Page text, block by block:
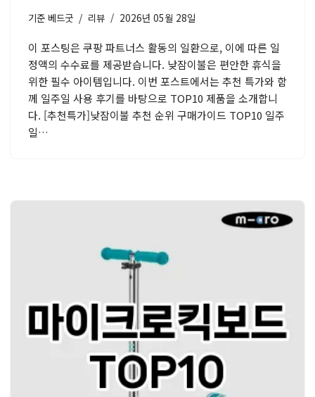
기준 베드굿 리뷰 2026년 05월 28일
이 포스팅은 쿠팡 파트너스 활동의 일환으로, 이에 따른 일
정액의 수수료를 제공받습니다. 낮잠이불은 편안한 휴식을
위한 필수 아이템입니다. 이번 포스트에서는 추천 특가와 함
께 일주일 사용 후기를 바탕으로 TOP10 제품을 소개합니
다. [추천특가]낮잠이불 추천 순위 구매가이드 TOP10 일주
일…